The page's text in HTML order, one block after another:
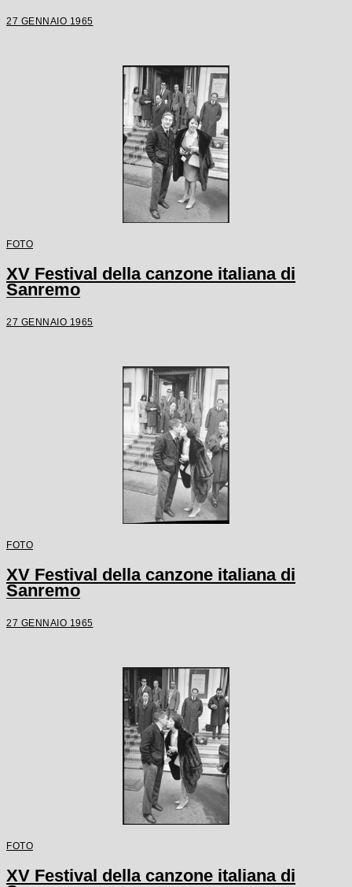
27 GENNAIO 1965
FOTO
XV Festival della canzone italiana di
Sanremo
27 GENNAIO 1965
FOTO
XV Festival della canzone italiana di
Sanremo
27 GENNAIO 1965
FOTO
XV Festival della canzone italiana di